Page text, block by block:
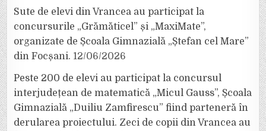
Sute de elevi din Vrancea au participat la
concursurile „Grămăticel” și „MaxiMate”,
organizate de Școala Gimnazială „Ștefan cel Mare”
din Focșani. 12/06/2026
Peste 200 de elevi au participat la concursul
interjudețean de matematică „Micul Gauss”, Școala
Gimnazială „Duiliu Zamfirescu” fiind parteneră în
derularea proiectului. Zeci de copii din Vrancea au